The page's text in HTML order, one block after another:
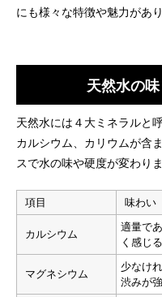
にも様々な特徴や魅力があり
天然水の
天然水には４大ミネラルと
カルシウム、カリウムが含
スで水の味や硬度が変わり
項目 味わい
カルシウム
適量で
く感じる
マグネシウム
少なけ
渋みが